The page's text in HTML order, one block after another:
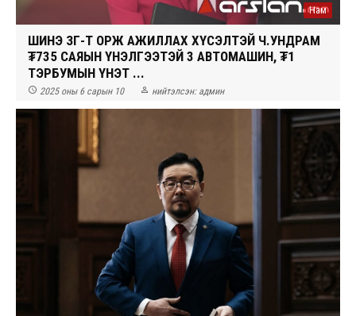
Нам
ШИНЭ ЗГ-Т ОРЖ АЖИЛЛАХ ХҮСЭЛТЭЙ Ч.УНДРАМ
₮735 САЯЫН ҮНЭЛГЭЭТЭЙ 3 АВТОМАШИН, ₮1
ТЭРБУМЫН ҮНЭТ ...
 2025 оны 6 сарын 10  нийтэлсэн: админ